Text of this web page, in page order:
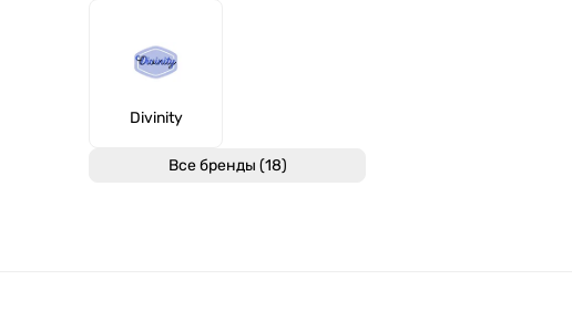
Divinity
Все бренды (18)